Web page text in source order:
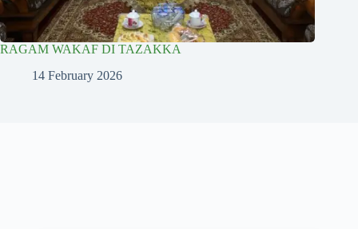
RAGAM WAKAF DI TAZAKKA
14 February 2026